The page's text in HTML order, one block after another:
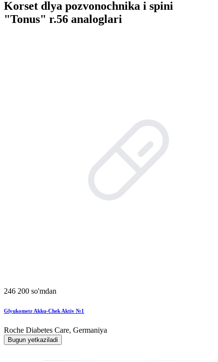
Korset dlya pozvonochnika i spini
"Tonus" r.56 analoglari
246 200 so'mdan
Glyukometr Akku-Chek Aktiv №1
Roche Diabetes Care, Germaniya
Bugun yetkaziladi